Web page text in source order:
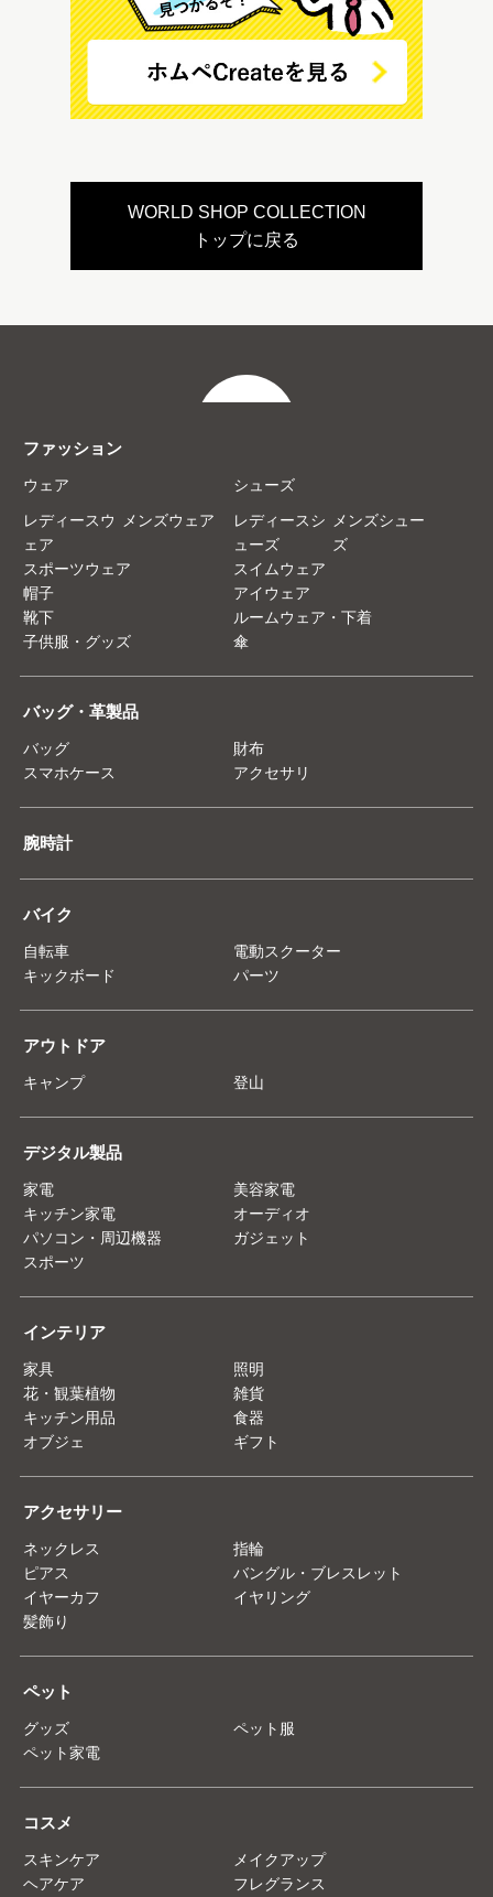
WORLD SHOP COLLECTION
トップに戻る
ファッション
ウェア
レディースウ
ェア
メンズウェア
シューズ
レディースシ
ューズ
メンズシュー
ズ
スポーツウェア
スイムウェア
帽子
アイウェア
靴下
ルームウェア・下着
子供服・グッズ
傘
バッグ・革製品
バッグ
財布
スマホケース
アクセサリ
腕時計
バイク
自転車
電動スクーター
キックボード
パーツ
アウトドア
キャンプ 登山
デジタル製品
家電
美容家電
キッチン家電
オーディオ
パソコン・周辺機器
ガジェット
スポーツ
インテリア
家具
照明
花・観葉植物
雑貨
キッチン用品
食器
オブジェ
ギフト
アクセサリー
ネックレス
指輪
ピアス
バングル・ブレスレット
イヤーカフ
イヤリング
髪飾り
ペット
グッズ
ペット服
ペット家電
コスメ
スキンケア
メイクアップ
ヘアケア
フレグランス